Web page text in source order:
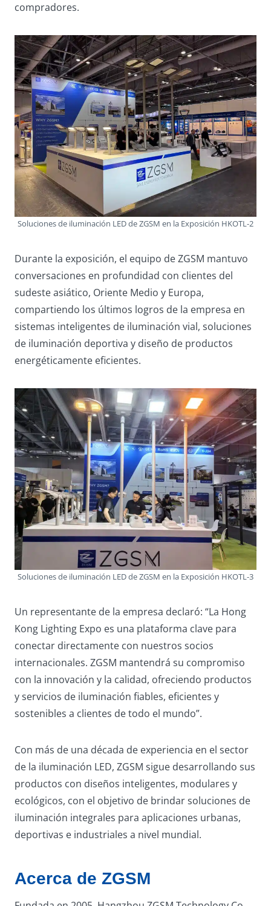
compradores.
Soluciones de iluminación LED de ZGSM en la Exposición HKOTL-2
Durante la exposición, el equipo de ZGSM mantuvo
conversaciones en profundidad con clientes del
sudeste asiático, Oriente Medio y Europa,
compartiendo los últimos logros de la empresa en
sistemas inteligentes de iluminación vial, soluciones
de iluminación deportiva y diseño de productos
energéticamente eficientes.
Soluciones de iluminación LED de ZGSM en la Exposición HKOTL-3
Un representante de la empresa declaró: “La Hong
Kong Lighting Expo es una plataforma clave para
conectar directamente con nuestros socios
internacionales. ZGSM mantendrá su compromiso
con la innovación y la calidad, ofreciendo productos
y servicios de iluminación fiables, eficientes y
sostenibles a clientes de todo el mundo”.
Con más de una década de experiencia en el sector
de la iluminación LED, ZGSM sigue desarrollando sus
productos con diseños inteligentes, modulares y
ecológicos, con el objetivo de brindar soluciones de
iluminación integrales para aplicaciones urbanas,
deportivas e industriales a nivel mundial.
Acerca de ZGSM